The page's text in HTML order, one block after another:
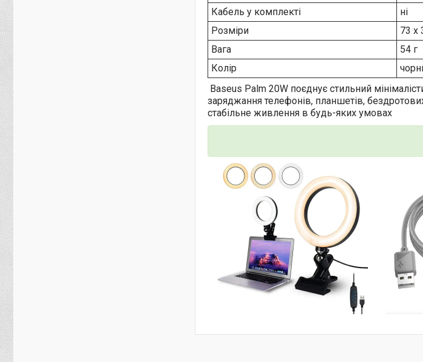
Кабель у комплекті
ні
Розміри
73 x
Вага
54 г
Колір
Baseus Palm 20W поєднує стильний
заряджання телефонів, планшетів,
стабільне живлення в будь-яких умовах